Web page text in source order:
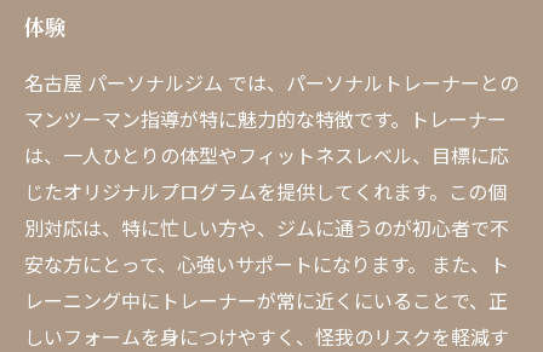
体験
名古屋 パーソナルジム では、パーソナルトレーナーとの
マンツーマン指導が特に魅力的な特徴です。トレーナー
は、一人ひとりの体型やフィットネスレベル、目標に応
じたオリジナルプログラムを提供してくれます。この個
別対応は、特に忙しい方や、ジムに通うのが初心者で不
安な方にとって、心強いサポートになります。 また、ト
レーニング中にトレーナーが常に近くにいることで、正
しいフォームを身につけやすく、怪我のリスクを軽減す